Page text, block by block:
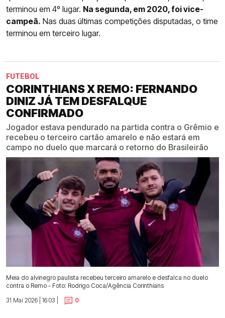
terminou em 4º lugar. Na segunda, em 2020, foi vice-
campeã. Nas duas últimas competições disputadas, o time
terminou em terceiro lugar.
FUTEBOL
CORINTHIANS X REMO: FERNANDO
DINIZ JÁ TEM DESFALQUE
CONFIRMADO
Jogador estava pendurado na partida contra o Grêmio e
recebeu o terceiro cartão amarelo e não estará em
campo no duelo que marcará o retorno do Brasileirão
Meia do alvinegro paulista recebeu terceiro amarelo e desfalca no duelo
contra o Remo - Foto: Rodrigo Coca/Agência Corinthians
31 Mai 2026 | 16:03 |
0